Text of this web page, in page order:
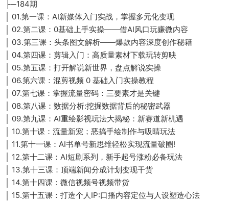
├─184期
│ 01.第一课：AI新媒体入门实战，掌握多元化变现
│ 02.第二课：0基础上手实操——借AI风口玩赚微内容
│ 03.第三课：头条图文解析——爆款内容深度创作秘籍
│ 04.第四课：剪辑入门：高质量素材下载玩转剪映
│ 05.第五课：打开解说新世界，盘点解说实操
│ 06.第六课：混剪视频 0 基础入门实操教程
│ 07.第七课：掌握流量密码：三要素才是关键
│ 08.第八课：数据分析:挖掘数据背后的秘密武器
│ 09.第九课：AI重绘影视玩法大揭秘：新赛道新机遇
│ 10.第十课：流量新宠；恶搞手绘制作与吸睛玩法
│ 11.第十一课：AI书单号新思维轻松实现流量破圈!
│ 12.第十二课：AI短剧系列，新手起号涨粉必备玩法
│ 13.第十三课：顶端新闻分成计划变现干货
│ 14.第十四课：微信视频号视频带货
│ 15.第十五课：打造个人IP:口播内容定位与人设塑造心法